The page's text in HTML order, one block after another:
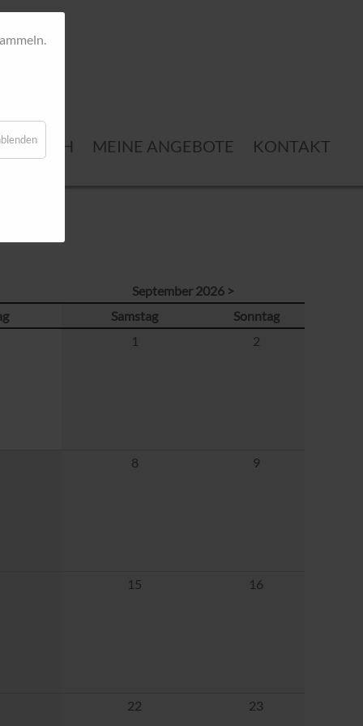
MICH MEINE ANGEBOTE KONTAKT
September 2026 >
Samstag
Sonntag
1
2
8 9
15 16
22 23